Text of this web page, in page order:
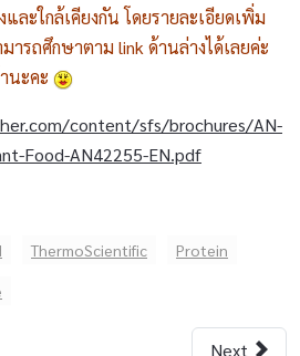
ละใกล้เคียงกัน โดยรายละเอียดเพิ่ม
ารถศึกษาตาม link ด้านล่างได้เลยค่ะ
นะคะ
content/sfs/brochures/AN-
Food-AN42255-EN.pdf
ThermoScientific Protein
Next